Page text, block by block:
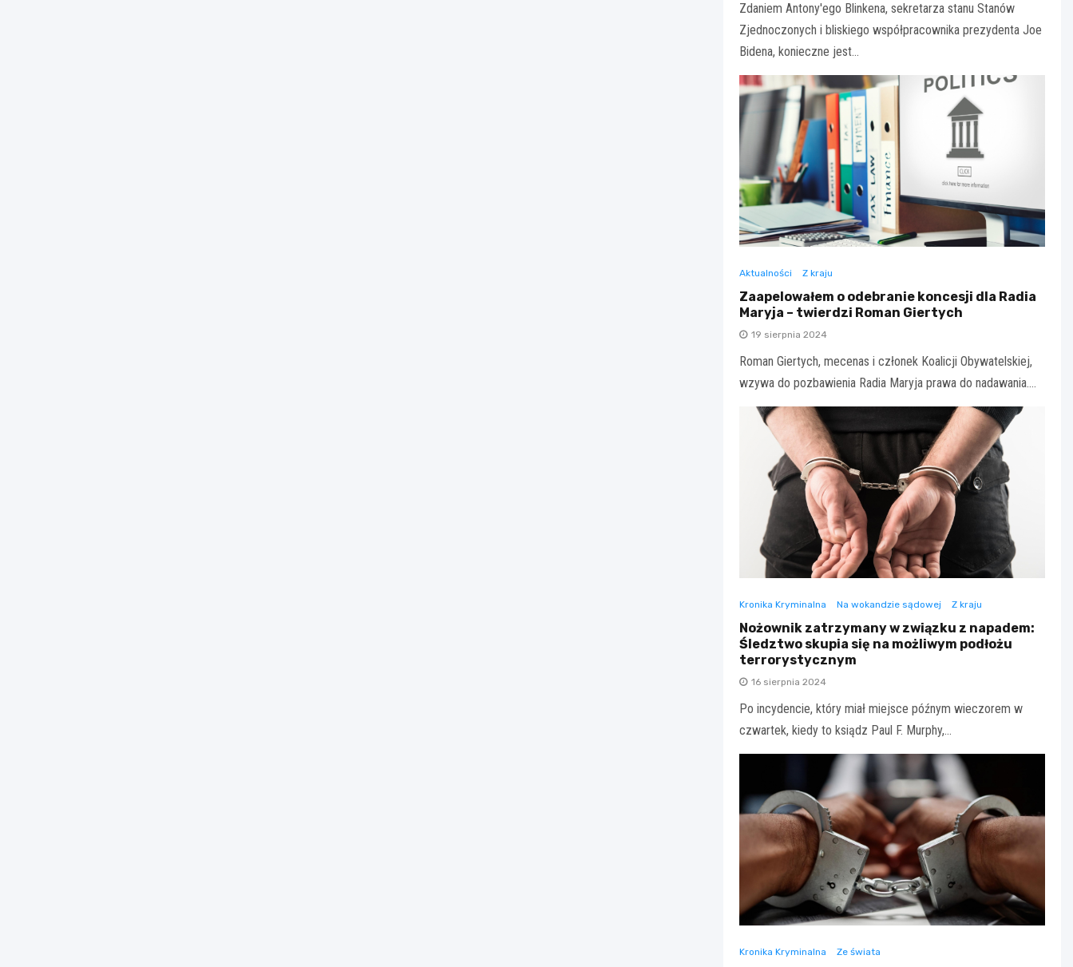
Zdaniem Antony'ego Blinkena, sekretarza stanu Stanów
Zjednoczonych i bliskiego współpracownika prezydenta Joe
Bidena, konieczne jest…
Aktualności Z kraju
Zaapelowałem o odebranie koncesji dla Radia
Maryja – twierdzi Roman Giertych
19 sierpnia 2024
Roman Giertych, mecenas i członek Koalicji Obywatelskiej,
wzywa do pozbawienia Radia Maryja prawa do nadawania.…
Kronika Kryminalna Na wokandzie sądowej Z kraju
Nożownik zatrzymany w związku z napadem:
Śledztwo skupia się na możliwym podłożu
terrorystycznym
16 sierpnia 2024
Po incydencie, który miał miejsce późnym wieczorem w
czwartek, kiedy to ksiądz Paul F. Murphy,…
Kronika Kryminalna Ze świata